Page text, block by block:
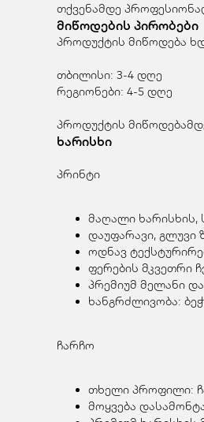
თქვენამდე
მიწოდების პირობები
პროდუქტის მიწოდება
თბილისი: 3-4 დღე
რეგიონები: 4-5 დღე
პროდუქტის
ხარისხი
პრინტი
მაღალი ხარისხის,
დაუფარავი, გლუვი
ოდნავ
ფერების მკვეთრი
პრემიუმ მელანი
ხანგრძლივობა:
ჩარჩო
თხელი პროფილი:
მოყვება